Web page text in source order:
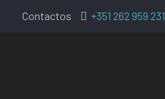
Contactos +351 262 959 231